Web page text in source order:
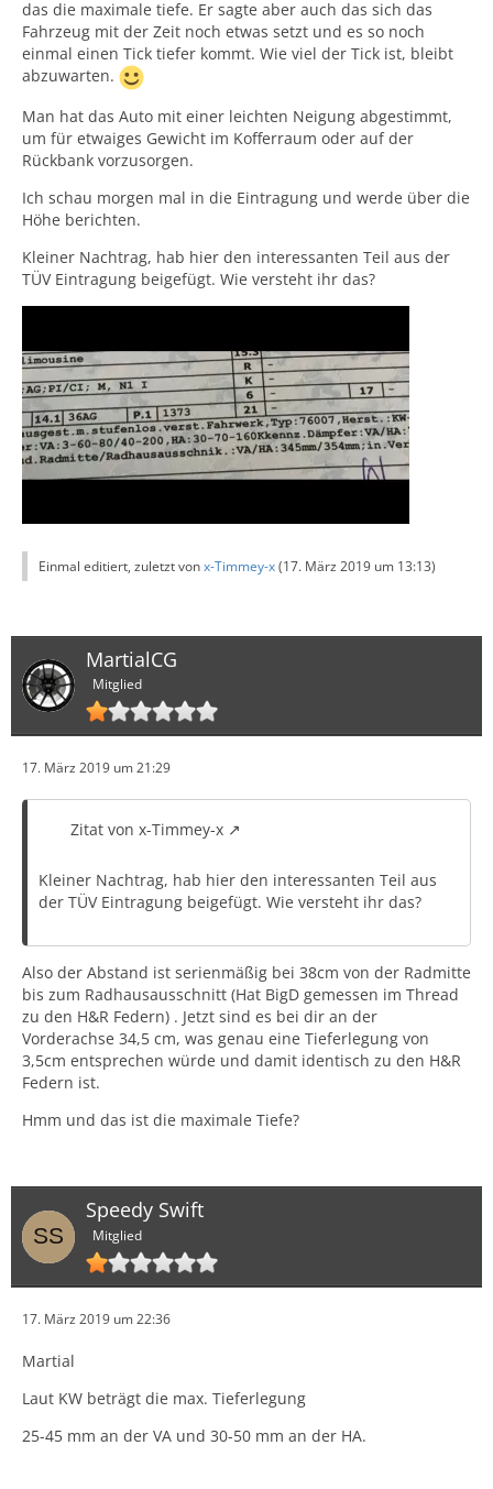
das die maximale tiefe. Er sagte aber auch das sich das
Fahrzeug mit der Zeit noch etwas setzt und es so noch
einmal einen Tick tiefer kommt. Wie viel der Tick ist, bleibt
abzuwarten.
Man hat das Auto mit einer leichten Neigung abgestimmt,
um für etwaiges Gewicht im Kofferraum oder auf der
Rückbank vorzusorgen.
Ich schau morgen mal in die Eintragung und werde über die
Höhe berichten.
Kleiner Nachtrag, hab hier den interessanten Teil aus der
TÜV Eintragung beigefügt. Wie versteht ihr das?
Einmal editiert, zuletzt vonx-Timmey-x(17. März 2019 um 13:13)
MartialCG
Mitglied
17. März 2019 um 21:29
Zitat von x-Timmey-x
Kleiner Nachtrag, hab hier den interessanten Teil aus
der TÜV Eintragung beigefügt. Wie versteht ihr das?
Also der Abstand ist serienmäßig bei 38cm von der Radmitte
bis zum Radhausausschnitt (Hat BigD gemessen im Thread
zu den H&R Federn) . Jetzt sind es bei dir an der
Vorderachse 34,5 cm, was genau eine Tieferlegung von
3,5cm entsprechen würde und damit identisch zu den H&R
Federn ist.
Hmm und das ist die maximale Tiefe?
Speedy Swift
Mitglied
17. März 2019 um 22:36
Martial
Laut KW beträgt die max. Tieferlegung
25-45 mm an der VA und 30-50 mm an der HA.